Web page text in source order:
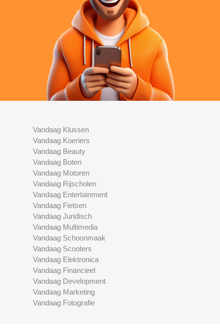
Vandaag Klussen
Vandaag Koeriers
Vandaag Beauty
Vandaag Boten
Vandaag Motoren
Vandaag Rijscholen
Vandaag Entertainment
Vandaag Fietsen
Vandaag Juridisch
Vandaag Multimedia
Vandaag Schoonmaak
Vandaag Scooters
Vandaag Elektronica
Vandaag Financieel
Vandaag Development
Vandaag Marketing
Vandaag Fotografie